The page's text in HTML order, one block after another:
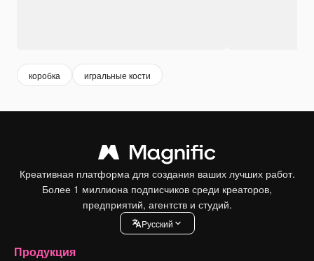
коробка игральные кости
Креативная платформа для создания ваших лучших работ.
Более 1 миллиона подписчиков среди креаторов,
предприятий, агентств и студий.
Pусский
Продукция